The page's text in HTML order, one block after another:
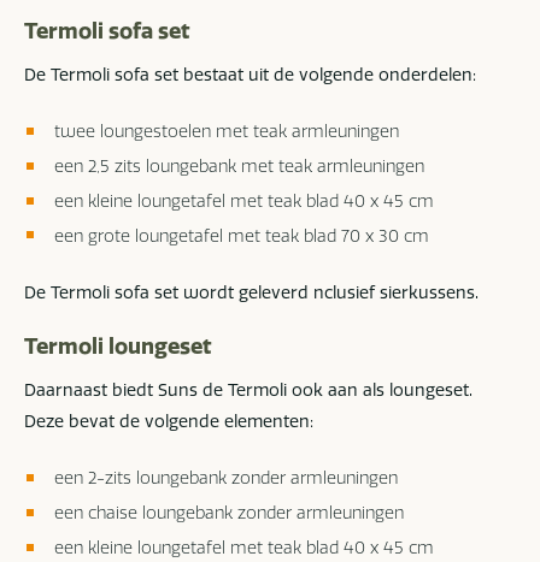
Termoli sofa set
De Termoli sofa set bestaat uit de volgende onderdelen:
twee loungestoelen met teak armleuningen
een 2,5 zits loungebank met teak armleuningen
een kleine loungetafel met teak blad 40 x 45 cm
een grote loungetafel met teak blad 70 x 30 cm
De Termoli sofa set wordt geleverd nclusief sierkussens.
Termoli loungeset
Daarnaast biedt Suns de Termoli ook aan als loungeset.
Deze bevat de volgende elementen:
een 2-zits loungebank zonder armleuningen
een chaise loungebank zonder armleuningen
een kleine loungetafel met teak blad 40 x 45 cm